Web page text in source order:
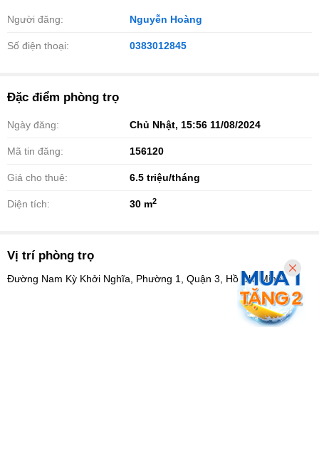
Người đăng: Nguyễn Hoàng
Số điện thoại: 0383012845
Đặc điểm phòng trọ
Ngày đăng: Chủ Nhật, 15:56 11/08/2024
Mã tin đăng: 156120
Giá cho thuê: 6.5 triệu/tháng
Diện tích: 30 m2
Vị trí phòng trọ
Đường Nam Kỳ Khởi Nghĩa, Phường 1, Quận 3, Hồ Chí Minh